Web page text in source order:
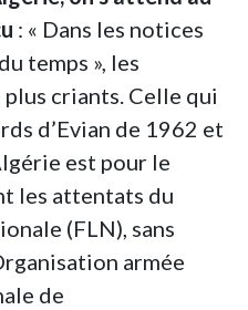
: « Dans les notices
temps », les
criants. Celle qui
d’Evian de 1962 et
est pour le
les attentats du
(FLN), sans
armée
de